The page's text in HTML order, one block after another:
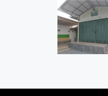
Nglumut - Marsudi Utomo
SRUMBUNG MAGELANG